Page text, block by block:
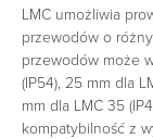
LMC umożliwia
przewodów o
przewodów może
(IP54), 25 mm dla
mm dla LMC 35
kompatybilność z